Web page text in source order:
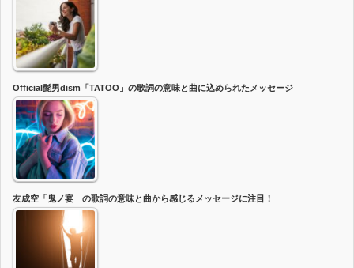
Official髭男dism「TATOO」の歌詞の意味と曲に込められたメッセージ
友成空「鬼ノ宴」の歌詞の意味と曲から感じるメッセージに注目！